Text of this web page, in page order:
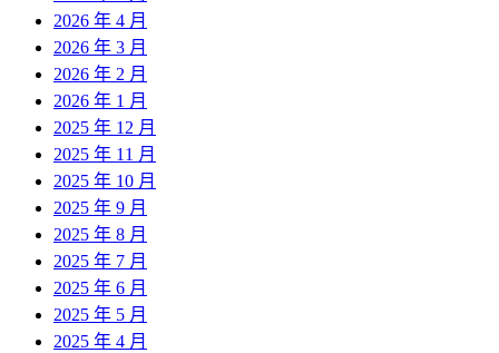
2026 年 4 月
2026 年 3 月
2026 年 2 月
2026 年 1 月
2025 年 12 月
2025 年 11 月
2025 年 10 月
2025 年 9 月
2025 年 8 月
2025 年 7 月
2025 年 6 月
2025 年 5 月
2025 年 4 月